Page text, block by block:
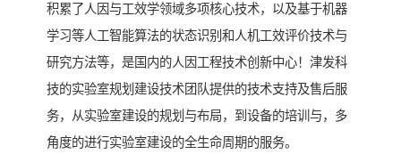
积累了人因与工效学领域多项核心技术，以及基于机器
学习等人工智能算法的状态识别和人机工效评价技术与
研究方法等，是国内的人因工程技术创新中心！津发科
技的实验室规划建设技术团队提供的技术支持及售后服
务，从实验室建设的规划与布局，到设备的培训与，多
角度的进行实验室建设的全生命周期的服务。